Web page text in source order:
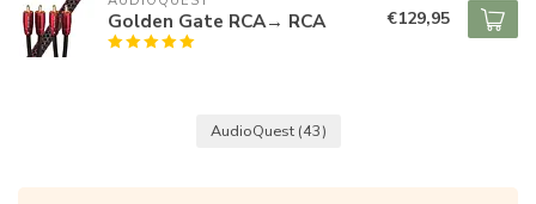
Golden Gate RCA→ RCA €129,95
AudioQuest (43)